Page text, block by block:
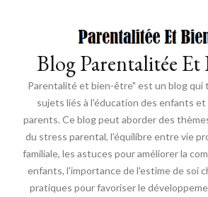
Blog Parentalitée Et
Parentalité et bien-être" est un blog
sujets liés à l'éducation des enfants
parents. Ce blog peut aborder des
du stress parental, l'équilibre entre vie
familiale, les astuces pour améliorer la
enfants, l'importance de l'estime de soi
pratiques pour favoriser le